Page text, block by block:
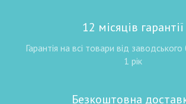
12 місяців гарантії
Гарантія на всі товари від заводського
1 рік
Безкоштовна